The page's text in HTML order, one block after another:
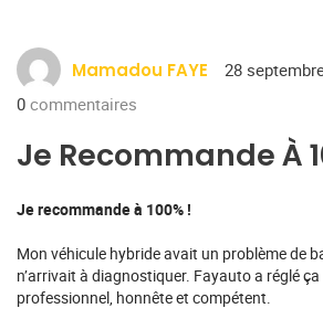
Mamadou FAYE
28
0 commentaires
Je Recommande À
Je recommande à 100% !
Mon véhicule hybride avait un problème de
n’arrivait à diagnostiquer. Fayauto a réglé
professionnel, honnête et compétent.